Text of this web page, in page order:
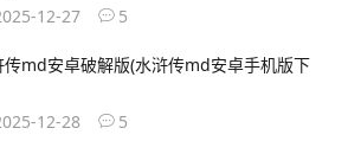
12-27
5
传md安卓破解版(水浒传md安卓手机版下
12-28
5